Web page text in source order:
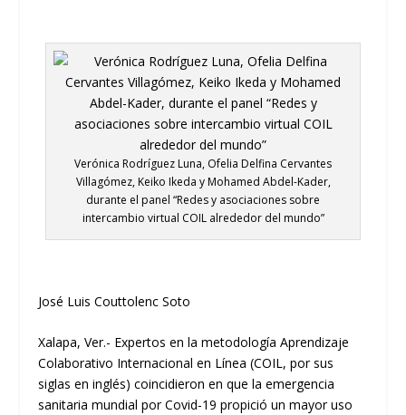
Verónica Rodríguez Luna, Ofelia Delfina Cervantes
Villagómez, Keiko Ikeda y Mohamed Abdel-Kader,
durante el panel “Redes y asociaciones sobre
intercambio virtual COIL alrededor del mundo”
José LuisCouttolenc Soto
Xalapa, Ver.- Expertos en la metodología Aprendizaje
Colaborativo Internacional en Línea (COIL, por sus
siglas en inglés) coincidieron en que la emergencia
sanitaria mundial porCovid-19 propició un mayor uso